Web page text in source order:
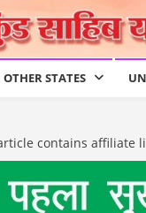
OTHER STATES
contains affiliate